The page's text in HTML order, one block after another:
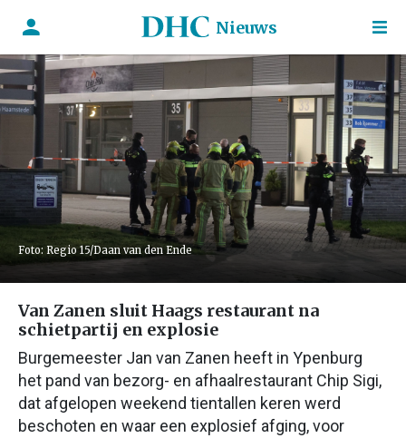
Nieuws
Foto: Regio 15/Daan van den Ende
Van Zanen sluit Haags restaurant na
schietpartij en explosie
Burgemeester Jan van Zanen heeft in Ypenburg
het pand van bezorg- en afhaalrestaurant Chip Sigi,
dat afgelopen weekend tientallen keren werd
beschoten en waar een explosief afging, voor